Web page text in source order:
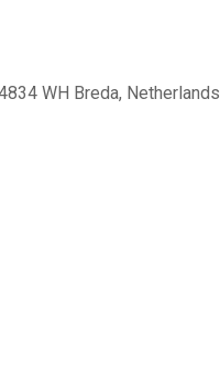
WH Breda, Netherlands